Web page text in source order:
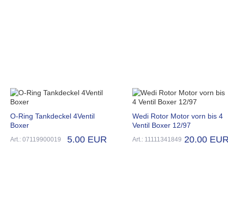
O-Ring Tankdeckel 4Ventil
Boxer
Art.: 07119900019 5.00 EUR
Wedi Rotor Motor vorn bis 4
Ventil Boxer 12/97
Art.: 11111341849 20.00